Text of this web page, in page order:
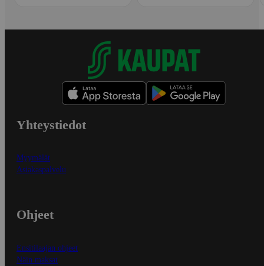
Yhteystiedot
Myymälät
Asiakaspalvelu
Ohjeet
Ensitilaajan ohjeet
Näin maksat